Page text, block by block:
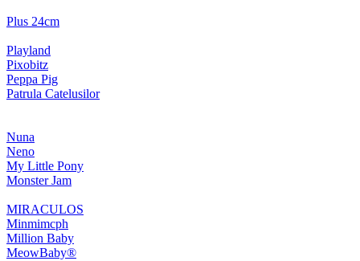
Plus 24cm
Playland
Pixobitz
Peppa Pig
Patrula Catelusilor
Nuna
Neno
My Little Pony
Monster Jam
MIRACULOS
Minmimcph
Million Baby
MeowBaby®